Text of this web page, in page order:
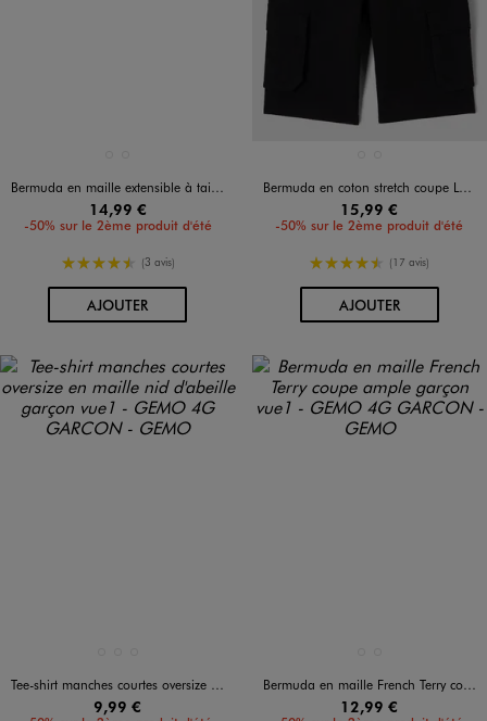
Bermuda en maille extensible à taille élastiquée garçon
14,99 €
-50% sur le 2ème produit d'été
4.5/5 de moyenne
(3 avis)
AJOUTERAU PANIER
Bermuda en coton stretch coupe Loose avec poches à rabat garçon
15,99 €
-50% sur le 2ème produit d'été
4.5/5 de moyenne
(17 avis)
AJOUTERAU PANIER
Tee-shirt manches courtes oversize en maille nid d'abeille garçon
9,99 €
Bermuda en maille French Terry coupe ample garçon
12,99 €